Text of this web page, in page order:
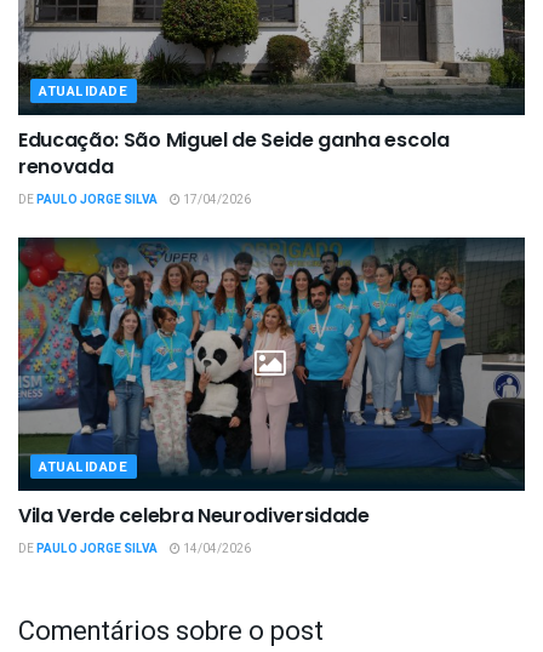
ATUALIDADE
Educação: São Miguel de Seide ganha escola
renovada
DEPAULO JORGE SILVA 17/04/2026
ATUALIDADE
Vila Verde celebra Neurodiversidade
DEPAULO JORGE SILVA 14/04/2026
Comentários sobre o post